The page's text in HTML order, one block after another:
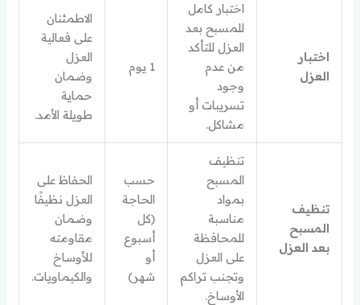
اختبار
العزل
اختبار كامل
للمسبح بعد
العزل للتأكد
من عدم
وجود
تسريبات أو
مشاكل.
1 يوم
الاطمئنان
على فعالية
العزل
وضمان
حماية
طويلة الأمد.
تنظيف
المسبح
بعد العزل
تنظيف
المسبح
بمواد
مناسبة
للمحافظة
على العزل
وتجنب تراكم
الأوساخ.
حسب
الحاجة
(كل
أسبوع
أو
شهر)
الحفاظ على
العزل نظيفًا
وضمان
مقاومته
للأوساخ
والكيماويات.